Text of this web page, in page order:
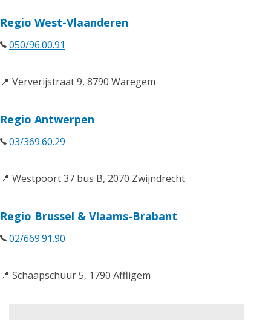
Regio West-Vlaanderen
050/96.00.91
📍 Ververijstraat 9, 8790 Waregem
Regio Antwerpen
03/369.60.29
📍 Westpoort 37 bus B, 2070 Zwijndrecht
Regio Brussel & Vlaams-Brabant
02/669.91.90
📍 Schaapschuur 5, 1790 Affligem